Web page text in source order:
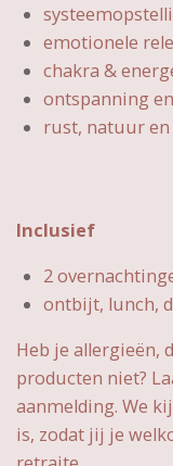
emotionele
chakra &
ontspanning
rust, natuur
Inclusief
2
ontbijt, lunch,
Heb je allergieën,
producten niet?
aanmelding. We
is, zodat jij je